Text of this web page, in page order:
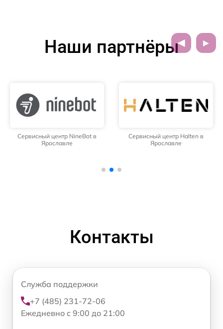
Наши партнёры
Сервисный центр NineBot в
Ярославле
Сервисный центр Halten в
Ярославле
Контакты
Служба поддержки
+7 (485) 231-72-06
Ежедневно с 9:00 до 21:00